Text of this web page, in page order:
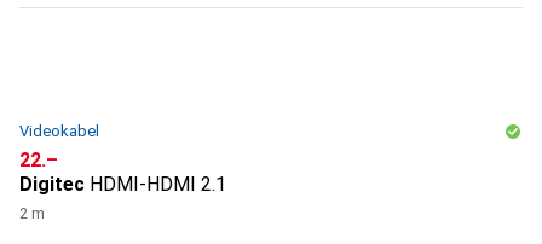
Videokabel
CHF
22.–
Digitec HDMI-HDMI 2.1
2 m